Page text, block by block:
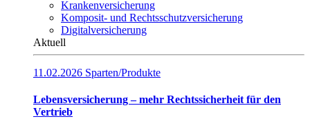
Krankenversicherung
Komposit- und Rechtsschutzversicherung
Digitalversicherung
Aktuell
11.02.2026 Sparten/Produkte
Lebensversicherung – mehr Rechtssicherheit für den
Vertrieb